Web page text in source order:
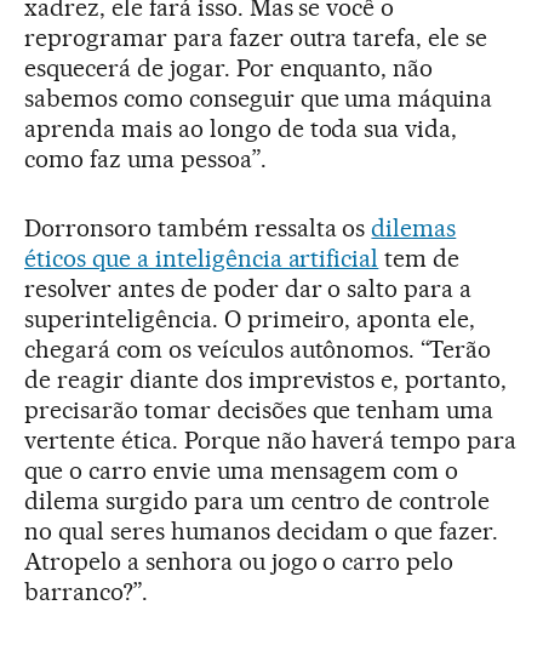
xadrez, ele fará isso. Mas se você o
reprogramar para fazer outra tarefa, ele se
esquecerá de jogar. Por enquanto, não
sabemos como conseguir que uma máquina
aprenda mais ao longo de toda sua vida,
como faz uma pessoa”.
Dorronsoro também ressalta osdilemas
éticos que a inteligência artificial tem de
resolver antes de poder dar o salto para a
superinteligência. O primeiro, aponta ele,
chegará com os veículos autônomos. “Terão
de reagir diante dos imprevistos e, portanto,
precisarão tomar decisões que tenham uma
vertente ética. Porque não haverá tempo para
que o carro envie uma mensagem com o
dilema surgido para um centro de controle
no qual seres humanos decidam o que fazer.
Atropelo a senhora ou jogo o carro pelo
barranco?”.